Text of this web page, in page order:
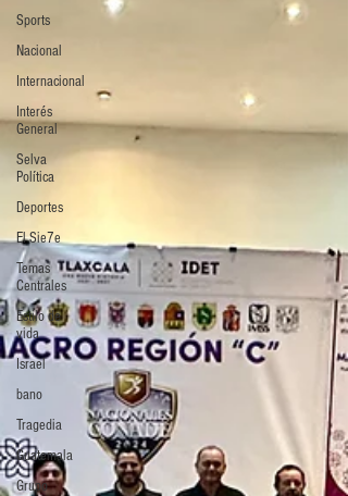
Sports
Nacional
Internacional
Interés
General
Selva
Política
Deportes
El Sie7e
Temas
Centrales
Estilo de
vida
Israel
bano
Tragedia
Guatemala
Grupo